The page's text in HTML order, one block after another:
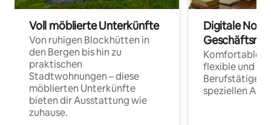
Voll möblierte Unterkünfte
Von ruhigen Blockhütten in
den Bergen bis hin zu
praktischen
Stadtwohnungen – diese
möblierten Unterkünfte
bieten dir Ausstattung wie
zuhause.
Digitale
Komfortable
flexible und
Berufstätige
speziellen